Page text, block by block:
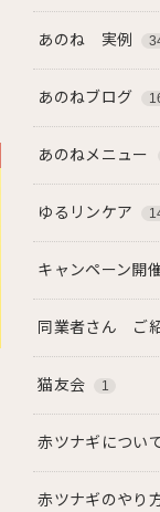
あのね 実例
あのねブログ
あのねメニュー
ゆるリンケア
キャンペーン開
同業者さん ご
猫友会 1
赤ツナギについ
赤ツナギのやり